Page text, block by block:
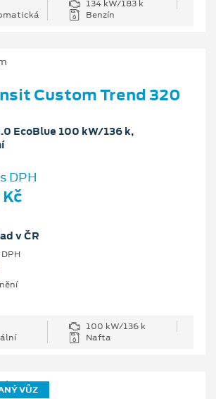
134 kW/183 k
Benzín
Custom Trend 320
EcoBlue 100 kW/136 k,
DPH
v ČR
100 kW/136 k
Nafta
VŮZ